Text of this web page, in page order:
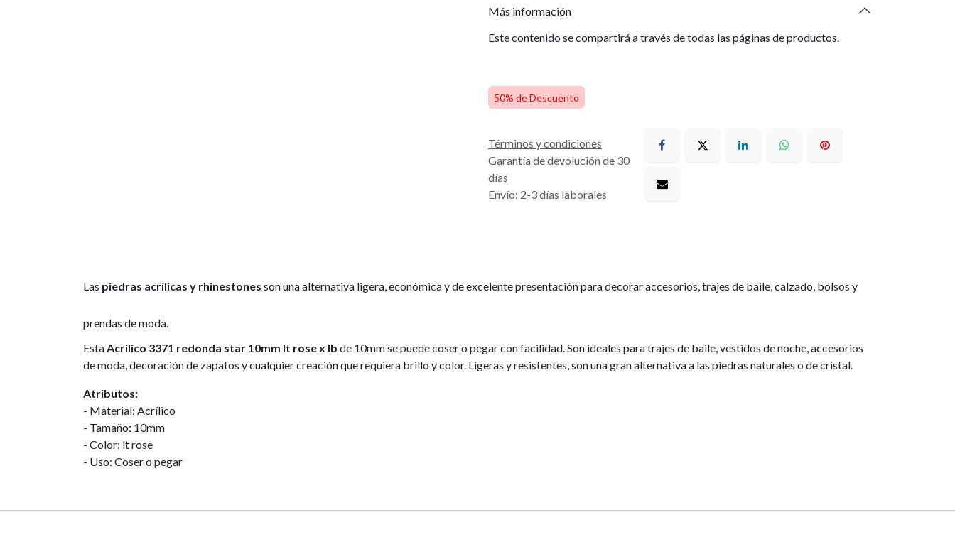
Más información
Este contenido se compartirá a través de todas las páginas de productos.
50% de Descuento
Términos y condiciones
Garantía de devolución de 30
días
Envío: 2-3 días laborales
Las piedras acrílicas y rhinestones son una alternativa ligera, económica y de excelente presentación para decorar accesorios, trajes de baile, calzado, bolsos y
prendas de moda.
Esta Acrilico 3371 redonda star 10mm lt rose x lb de 10mm se puede coser o pegar con facilidad. Son ideales para trajes de baile, vestidos de noche, accesorios
de moda, decoración de zapatos y cualquier creación que requiera brillo y color. Ligeras y resistentes, son una gran alternativa a las piedras naturales o de cristal.
Atributos:
- Material: Acrílico
- Tamaño: 10mm
- Color: lt rose
- Uso: Coser o pegar